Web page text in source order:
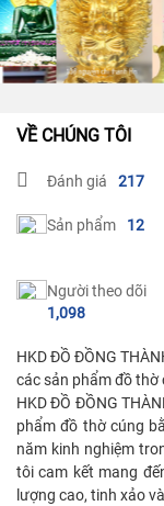
VỀ CHÚNG TÔI
Đánh giá 217
Sản phẩm 12
Người theo dõi
1,098
HKD ĐỒ ĐỒNG
các sản phẩm đồ thờ
HKD ĐỒ ĐỒNG
phẩm đồ thờ cúng
năm kinh nghiệm
tôi cam kết mang
lượng cao, tinh xảo